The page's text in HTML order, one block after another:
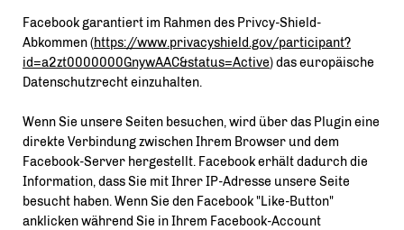
Facebook garantiert im Rahmen des Privcy-Shield-
Abkommen (https://www.privacyshield.gov/participant?
id=a2zt0000000GnywAAC&status=Active) das europäische
Datenschutzrecht einzuhalten.
Wenn Sie unsere Seiten besuchen, wird über das Plugin eine
direkte Verbindung zwischen Ihrem Browser und dem
Facebook-Server hergestellt. Facebook erhält dadurch die
Information, dass Sie mit Ihrer IP-Adresse unsere Seite
besucht haben. Wenn Sie den Facebook "Like-Button"
anklicken während Sie in Ihrem Facebook-Account